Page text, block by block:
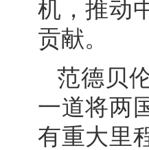
机，推动
贡献。
范德贝
一道将两
有重大里